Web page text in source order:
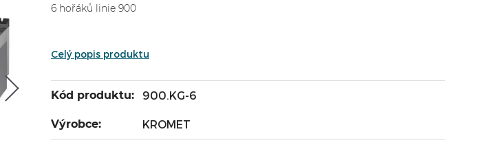
6 hořáků linie 900
Celý popis produktu
Kód produktu: 900.KG-6
Výrobce: KROMET